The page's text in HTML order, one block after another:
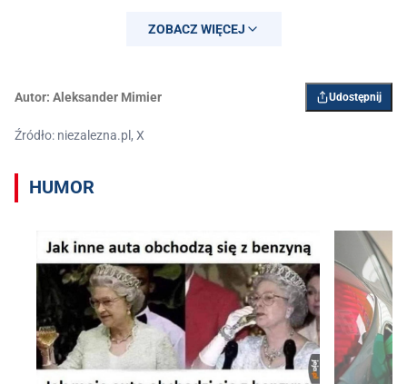
— Mateusz Morawiecki
ZOBACZ WIĘCEJ
Autor: Aleksander Mimier Udostępnij
Źródło: niezalezna.pl, X
HUMOR